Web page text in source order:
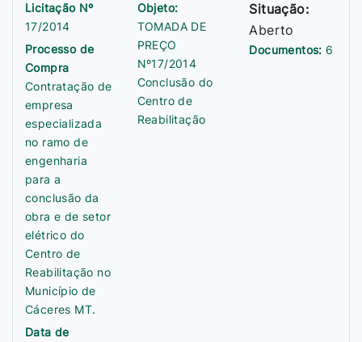
Licitação Nº
17/2014
Processo de
Compra
Contratação de
empresa
especializada
no ramo de
engenharia
para a
conclusão da
obra e de setor
elétrico do
Centro de
Reabilitação no
Município de
Cáceres MT.
Data de
Objeto:
TOMADA DE
PREÇO
Nº17/2014
Conclusão do
Centro de
Reabilitação
Situação:
Aberto
Documentos:6